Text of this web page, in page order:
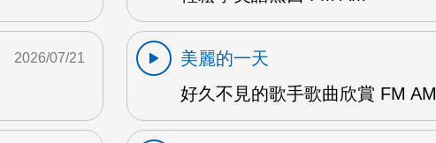
2026/07/21
美麗的一天
好久不見的歌手歌曲欣賞 FM AM